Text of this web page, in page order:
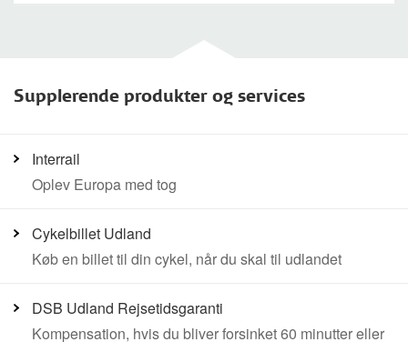
Supplerende produkter og services
Interrail
Oplev Europa med tog
Cykelbillet Udland
Køb en billet til din cykel, når du skal til udlandet
DSB Udland Rejsetidsgaranti
Kompensation, hvis du bliver forsinket 60 minutter eller